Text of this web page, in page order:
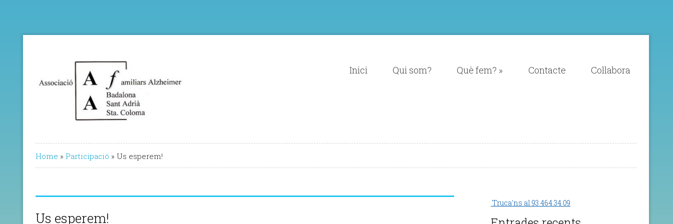
Inici Qui som? Què fem? » Contacte Col·labora
Home » Participació » Us esperem!
Us esperem!
Truca'ns al 93 464 34 09